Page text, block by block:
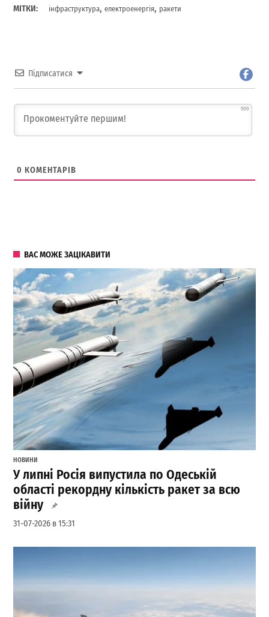
МІТКИ: інфраструктура,електроенергія, ракети
Підписатися
500
0 КОМЕНТАРІВ
ВАС МОЖЕ ЗАЦІКАВИТИ
НОВИНИ
У липні Росія випустила по Одеській
області рекордну кількість ракет за всю
війну
31-07-2026 в 15:31